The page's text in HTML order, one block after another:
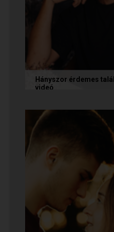
Hányszor érdemes
videó
tépelődünk: mit
szimpatikusnak találunk